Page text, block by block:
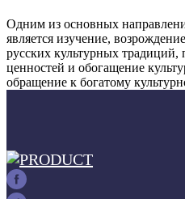
Одним из основных
является изучение,
русских культурных
ценностей и обогащение
обращение к богатому